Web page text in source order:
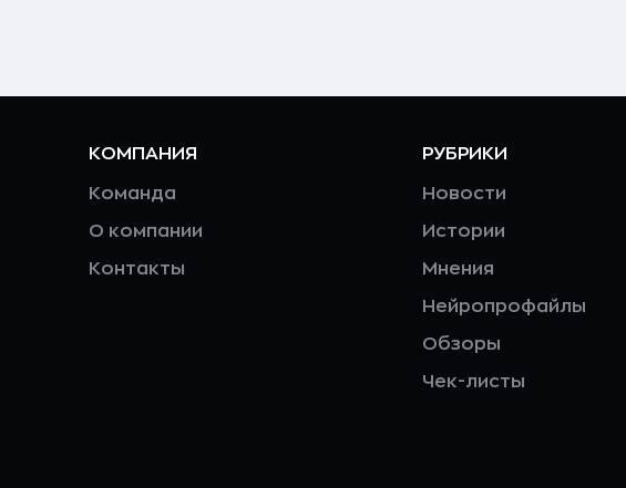
КОМПАНИЯ
Команда
О компании
Контакты
РУБРИКИ
Новости
Истории
Мнения
Нейропрофайлы
Обзоры
Чек-листы